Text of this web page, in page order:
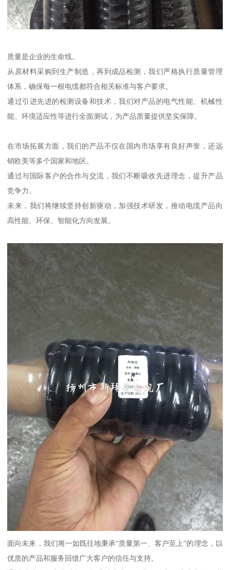
质量是企业的生命线。
从原材料采购到生产制造，再到成品检测，我们严格执行质量管理
体系，确保每一根电缆都符合相关标准与客户要求。
通过引进先进的检测设备和技术，我们对产品的电气性能、机械性
能、环境适应性等进行全面测试，为产品质量提供坚实保障。
在市场拓展方面，我们的产品不仅在国内市场享有良好声誉，还远
销欧美等多个国家和地区。
通过与国际客户的合作与交流，我们不断吸收先进理念，提升产品
竞争力。
未来，我们将继续坚持创新驱动，加强技术研发，推动电缆产品向
高性能、环保、智能化方向发展。
面向未来，我们将一如既往地秉承“质量第一、客户至上”的理念，以
优质的产品和服务回馈广大客户的信任与支持。